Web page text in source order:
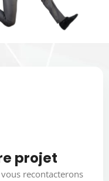
projet
recontacterons